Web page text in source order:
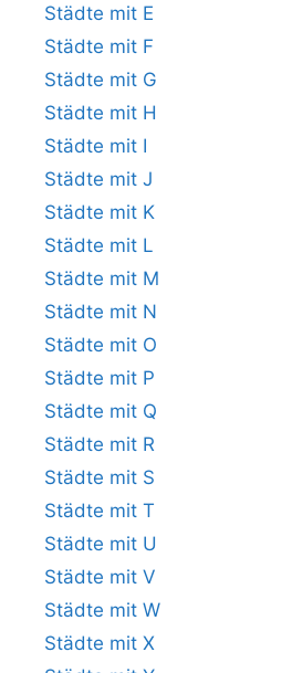
Städte mit E
Städte mit F
Städte mit G
Städte mit H
Städte mit I
Städte mit J
Städte mit K
Städte mit L
Städte mit M
Städte mit N
Städte mit O
Städte mit P
Städte mit Q
Städte mit R
Städte mit S
Städte mit T
Städte mit U
Städte mit V
Städte mit W
Städte mit X